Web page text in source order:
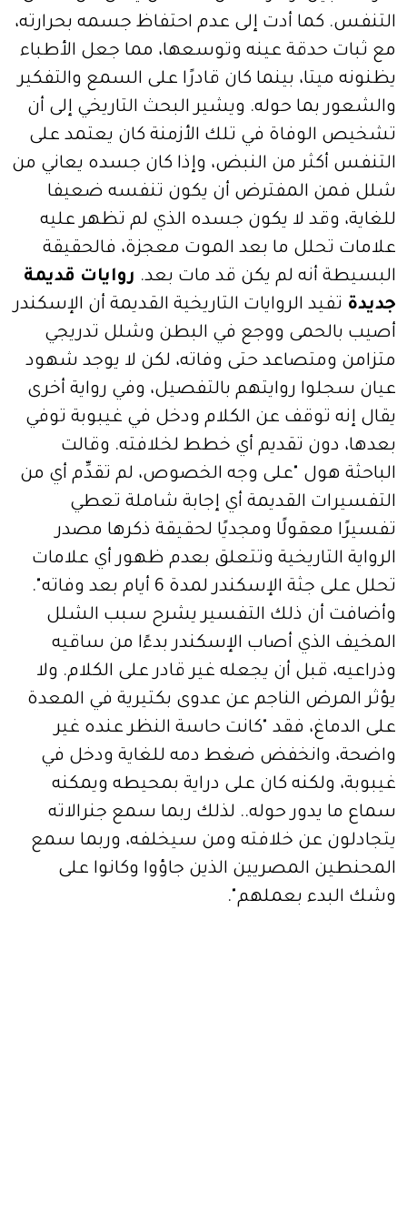
التنفس. كما أدت إلى عدم احتفاظ جسمه بحرارته،
مع ثبات حدقة عينه وتوسعها، مما جعل الأطباء
يظنونه ميتا، بينما كان قادرًا على السمع والتفكير
والشعور بما حوله. ويشير البحث التاريخي إلى أن
تشخيص الوفاة في تلك الأزمنة كان يعتمد على
التنفس أكثر من النبض، وإذا كان جسده يعاني من
شلل فمن المفترض أن يكون تنفسه ضعيفا
للغاية، وقد لا يكون جسده الذي لم تظهر عليه
علامات تحلل ما بعد الموت معجزة، فالحقيقة
البسيطة أنه لم يكن قد مات بعد. روايات قديمة
جديدة تفيد الروايات التاريخية القديمة أن الإسكندر
أصيب بالحمى ووجع في البطن وشلل تدريجي
متزامن ومتصاعد حتى وفاته، لكن لا يوجد شهود
عيان سجلوا روايتهم بالتفصيل، وفي رواية أخرى
يقال إنه توقف عن الكلام ودخل في غيبوبة توفي
بعدها، دون تقديم أي خطط لخلافته. وقالت
الباحثة هول "على وجه الخصوص، لم تقدِّم أي من
التفسيرات القديمة أي إجابة شاملة تعطي
تفسيرًا معقولًا ومجديًا لحقيقة ذكرها مصدر
الرواية التاريخية وتتعلق بعدم ظهور أي علامات
تحلل على جثة الإسكندر لمدة 6 أيام بعد وفاته".
وأضافت أن ذلك التفسير يشرح سبب الشلل
المخيف الذي أصاب الإسكندر بدءًا من ساقيه
وذراعيه، قبل أن يجعله غير قادر على الكلام. ولا
يؤثر المرض الناجم عن عدوى بكتيرية في المعدة
على الدماغ، فقد "كانت حاسة النظر عنده غير
واضحة، وانخفض ضغط دمه للغاية ودخل في
غيبوبة، ولكنه كان على دراية بمحيطه ويمكنه
سماع ما يدور حوله.. لذلك ربما سمع جنرالاته
يتجادلون عن خلافته ومن سيخلفه، وربما سمع
المحنطين المصريين الذين جاؤوا وكانوا على
وشك البدء بعملهم".